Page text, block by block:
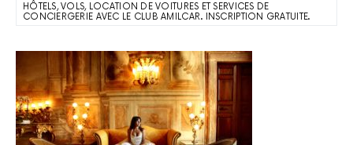
HÔTELS, VOLS, LOCATION DE VOITURES ET SERVICES DE
CONCIERGERIE AVEC LE CLUB AMILCAR. INSCRIPTION GRATUITE.